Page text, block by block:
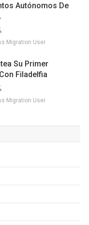
Autónomos De
Migration User
Su Primer
Filadelfia
Migration User